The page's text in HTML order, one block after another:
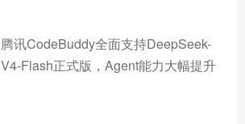
腾讯CodeBuddy全面支持DeepSeek-
V4-Flash正式版，Agent能力大幅提升